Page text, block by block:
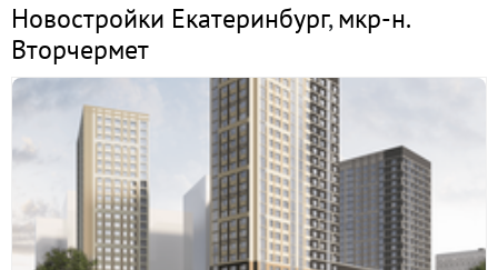
Новостройки Екатеринбург,мкр-н.
Вторчермет